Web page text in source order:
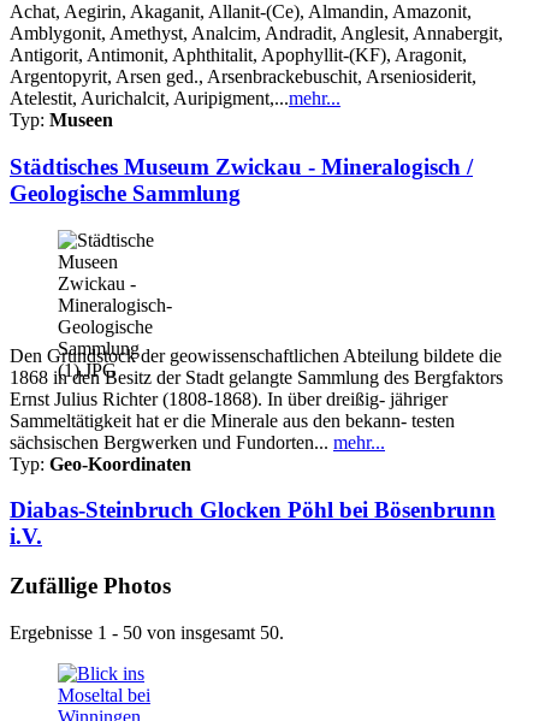
Achat, Aegirin, Akaganit, Allanit-(Ce), Almandin, Amazonit,
Amblygonit, Amethyst, Analcim, Andradit, Anglesit, Annabergit,
Antigorit, Antimonit, Aphthitalit, Apophyllit-(KF), Aragonit,
Argentopyrit, Arsen ged., Arsenbrackebuschit, Arseniosiderit,
Atelestit, Aurichalcit, Auripigment,...mehr...
Typ: Museen
Städtisches Museum Zwickau - Mineralogisch /
Geologische Sammlung
Den Grundstock der geowissenschaftlichen Abteilung bildete die
1868 in den Besitz der Stadt gelangte Sammlung des Bergfaktors
Ernst Julius Richter (1808-1868). In über dreißig- jähriger
Sammeltätigkeit hat er die Minerale aus den bekann- testen
sächsischen Bergwerken und Fundorten... mehr...
Typ: Geo-Koordinaten
Diabas-Steinbruch Glocken Pöhl bei Bösenbrunn
i.V.
Zufällige Photos
Ergebnisse 1 - 50 von insgesamt 50.